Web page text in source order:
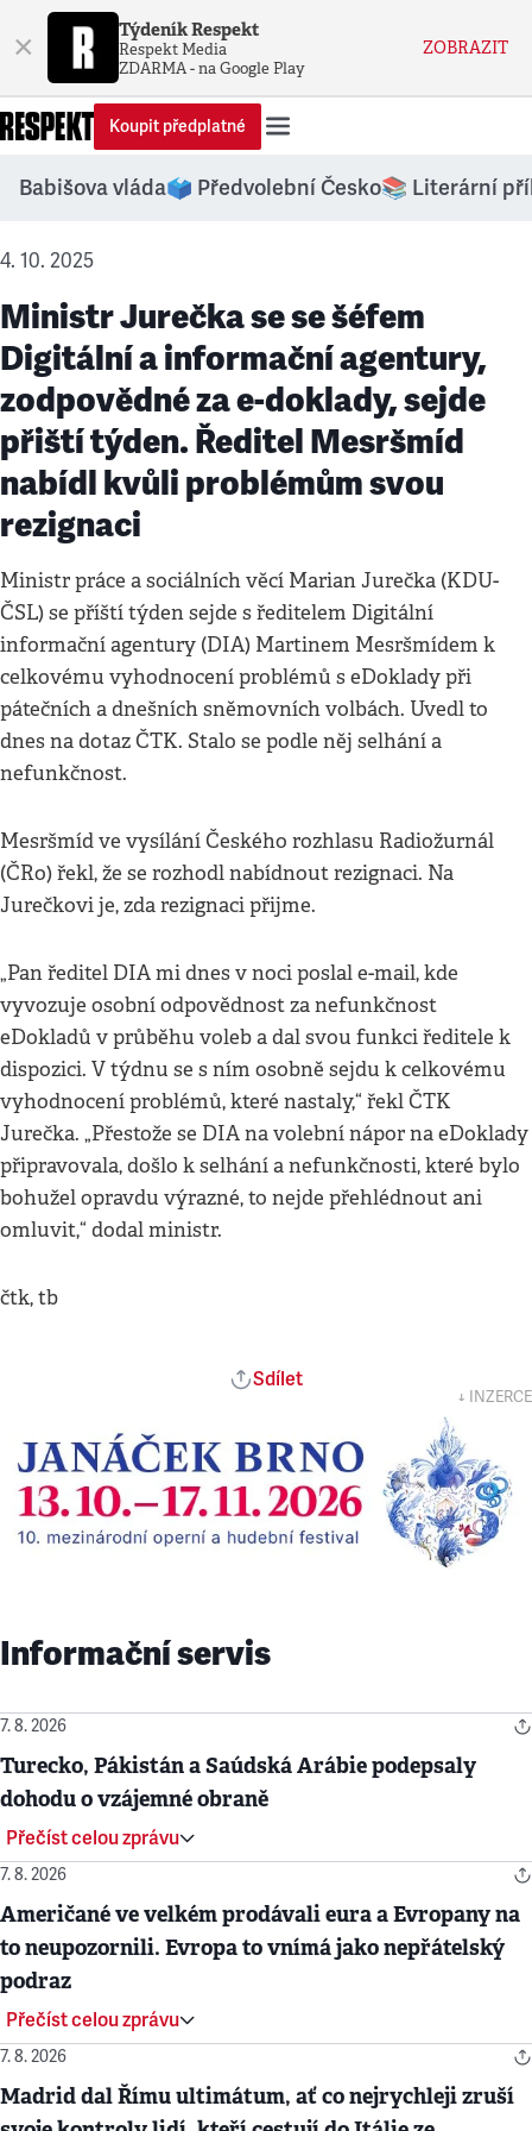
× Týdeník Respekt
Respekt Media
ZDARMA - na Google Play
ZOBRAZIT
Koupit předplatné
Babišova vláda🗳️ Předvolební Česko📚 Literární
4. 10. 2025
Ministr Jurečka se se šéfem
Digitální a informační agentury,
zodpovědné za e-doklady, sejde
přiští týden. Ředitel Mesršmíd
nabídl kvůli problémům svou
rezignaci
Ministr práce a sociálních věcí Marian Jurečka (KDU-
ČSL) se příští týden sejde s ředitelem Digitální
informační agentury (DIA) Martinem Mesršmídem k
celkovému vyhodnocení problémů s eDoklady při
pátečních a dnešních sněmovních volbách. Uvedl to
dnes na dotaz ČTK. Stalo se podle něj selhání a
nefunkčnost.
Mesršmíd ve vysílání Českého rozhlasu Radiožurnál
(ČRo) řekl, že se rozhodl nabídnout rezignaci. Na
Jurečkovi je, zda rezignaci přijme.
„Pan ředitel DIA mi dnes v noci poslal e-mail, kde
vyvozuje osobní odpovědnost za nefunkčnost
eDokladů v průběhu voleb a dal svou funkci ředitele k
dispozici. V týdnu se s ním osobně sejdu k celkovému
vyhodnocení problémů, které nastaly,“ řekl ČTK
Jurečka. „Přestože se DIA na volební nápor na eDoklady
připravovala, došlo k selhání a nefunkčnosti, které bylo
bohužel opravdu výrazné, to nejde přehlédnout ani
omluvit,“ dodal ministr.
čtk, tb
Sdílet
↓ INZERCE
Informační servis
7. 8. 2026
Turecko, Pákistán a Saúdská Arábie podepsaly
dohodu o vzájemné obraně
Přečíst celou zprávu
7. 8. 2026
Američané ve velkém prodávali eura a Evropany na
to neupozornili. Evropa to vnímá jako nepřátelský
podraz
Přečíst celou zprávu
7. 8. 2026
Madrid dal Římu ultimátum, ať co nejrychleji zruší